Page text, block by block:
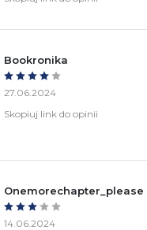
Bookronika
27.06.2024
Skopiuj link do opinii
Onemorechapter_please
14.06.2024